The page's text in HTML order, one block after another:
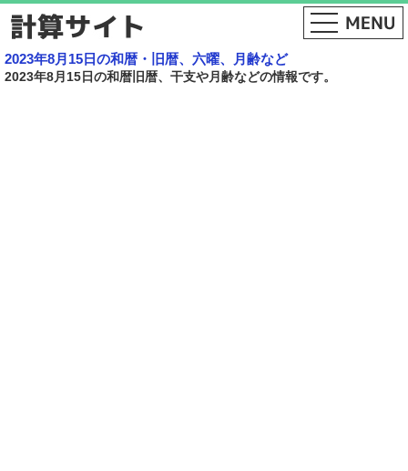
2023年8月15日の和暦・旧暦、六曜、月齢など
2023年8月15日の和暦旧暦、干支や月齢などの情報です。